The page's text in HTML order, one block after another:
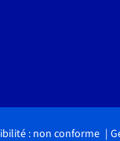
: non conforme